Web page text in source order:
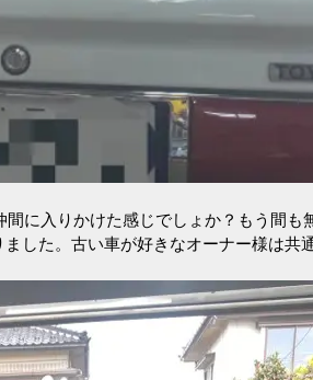
に入りかけた感じでしょか？もう間も
した。古い車が好きなオーナー様は共